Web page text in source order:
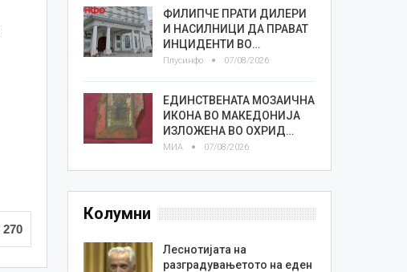
270
ФИЛИПЧЕ ПРАТИ ДИЛЕРИ
И НАСИЛНИЦИ ДА ПРАВАТ
ИНЦИДЕНТИ ВО…
Плусинфо 07/08/2026
ЕДИНСТВЕНАТА МОЗАИЧНА
ИКОНА ВО МАКЕДОНИЈА
ИЗЛОЖЕНА ВО ОХРИД…
МИА 07/08/2026
Колумни
Леснотијата на
разградувањетото на еден